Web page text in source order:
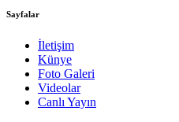
Sayfalar
İletişim
Künye
Foto Galeri
Videolar
Canlı Yayın